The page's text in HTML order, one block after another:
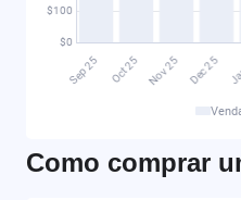
Como comprar